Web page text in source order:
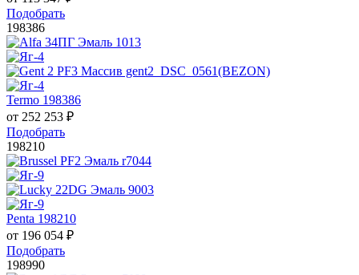
Подобрать
198386
Termo 198386
от 252 253 ₽
Подобрать
198210
Penta 198210
от 196 054 ₽
Подобрать
198990